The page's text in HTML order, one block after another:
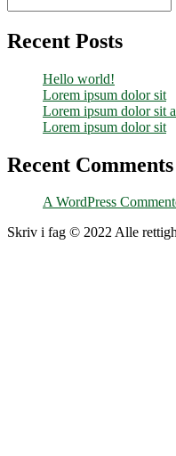
Recent Posts
Hello world!
Lorem ipsum dolor sit
Lorem ipsum dolor sit
Lorem ipsum dolor sit
Recent Comments
A WordPress
Skriv i fag © 2022 Alle